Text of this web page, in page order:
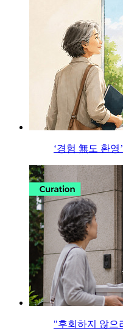
‘경험 無도 환
"후회하지 않으